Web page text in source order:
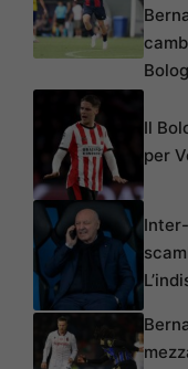
Il
per